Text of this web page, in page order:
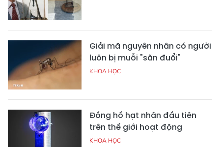
Giải mã nguyên nhân có người
luôn bị muỗi "săn đuổi"
KHOA HỌC
Đồng hồ hạt nhân đầu tiên
trên thế giới hoạt động
KHOA HỌC